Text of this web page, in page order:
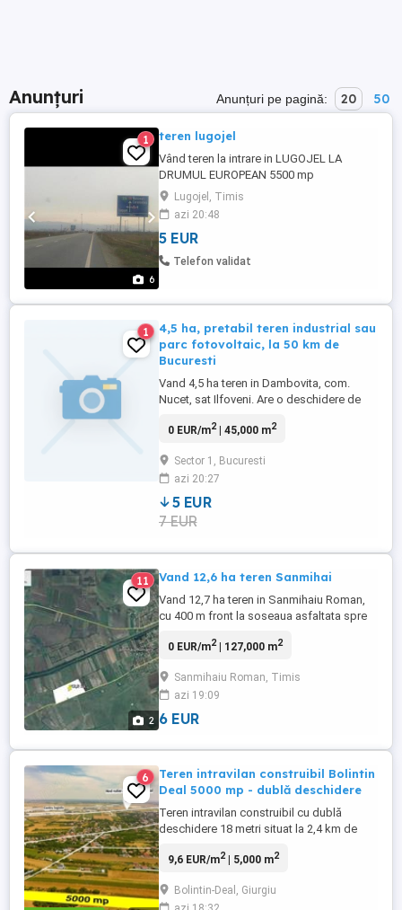
Anunțuri Anunțuri pe pagină: 20 50
6
1 teren lugojel
Vând teren la intrare in LUGOJEL LA
DRUMUL EUROPEAN 5500 mp
Lugojel, Timis
azi 20:48
5 EUR
Telefon validat
1
4,5 ha, pretabil teren industrial sau
parc fotovoltaic, la 50 km de
Bucuresti
Vand 4,5 ha teren in Dambovita, com.
Nucet, sat Ilfoveni. Are o deschidere de
pe adancime. Se afla la 500 m de D.N.71
un parc fotovoltaic, in zona fiind o linie de
medie tensiune la 900m sau 500m pana la
una de inalta ...
0 EUR/m2| 45,000 m2
Sector 1, Bucuresti
azi 20:27
5 EUR
7 EUR
2
11 Vand 12,6 ha teren Sanmihai
Vand 12,7 ha teren in Sanmihaiu Roman,
cu 400 m front la soseaua asfaltata spre
0 EUR/m2| 127,000 m2
Sanmihaiu Roman, Timis
azi 19:09
6 EUR
6
Teren intravilan construibil Bolintin
Deal 5000 mp - dublă deschidere
Teren intravilan construibil cu dublă
deschidere 18 metri situat la 2,4 km de
mare hub logistic din Europa de Est.
pe Autostrada A1, CTPark Bucharest West
9,6 EUR/m2| 5,000 m2
Bolintin-Deal, Giurgiu